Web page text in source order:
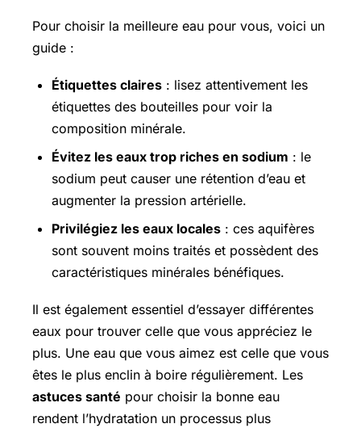
Pour choisir la meilleure eau pour vous, voici un
guide :
Étiquettes claires : lisez attentivement les
étiquettes des bouteilles pour voir la
composition minérale.
Évitez les eaux trop riches en sodium : le
sodium peut causer une rétention d’eau et
augmenter la pression artérielle.
Privilégiez les eaux locales : ces aquifères
sont souvent moins traités et possèdent des
caractéristiques minérales bénéfiques.
Il est également essentiel d’essayer différentes
eaux pour trouver celle que vous appréciez le
plus. Une eau que vous aimez est celle que vous
êtes le plus enclin à boire régulièrement. Les
astuces santé pour choisir la bonne eau
rendent l’hydratation un processus plus